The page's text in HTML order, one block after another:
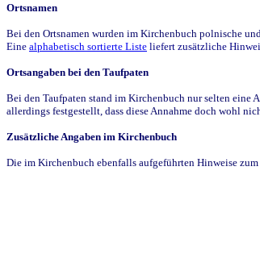
Ortsnamen
Bei den Ortsnamen wurden im Kirchenbuch polnische
Eine alphabetisch sortierte Liste liefert zusätzliche
Ortsangaben bei den Taufpaten
Bei den Taufpaten stand im Kirchenbuch nur selten eine
allerdings festgestellt, dass diese Annahme doch wohl
Zusätzliche Angaben im Kirchenbuch
Die im Kirchenbuch ebenfalls aufgeführten Hinweise